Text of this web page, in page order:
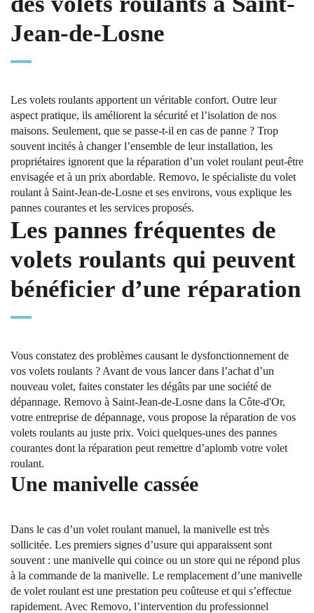
Jean-de-Losne
Les volets roulants apportent un véritable confort. Outre leur
aspect pratique, ils améliorent la sécurité et l’isolation de nos
maisons. Seulement, que se passe-t-il en cas de panne ? Trop
souvent incités à changer l’ensemble de leur installation, les
propriétaires ignorent que la réparation d’un volet roulant peut-être
envisagée et à un prix abordable. Removo, le spécialiste du volet
roulant à Saint-Jean-de-Losne et ses environs, vous explique les
pannes courantes et les services proposés.
Les pannes fréquentes de
volets roulants qui peuvent
bénéficier d’une réparation
Vous constatez des problèmes causant le dysfonctionnement de
vos volets roulants ? Avant de vous lancer dans l’achat d’un
nouveau volet, faites constater les dégâts par une société de
dépannage. Removo à Saint-Jean-de-Losne dans la Côte-d'Or,
votre entreprise de dépannage, vous propose la réparation de vos
volets roulants au juste prix. Voici quelques-unes des pannes
courantes dont la réparation peut remettre d’aplomb votre volet
roulant.
Une manivelle cassée
Dans le cas d’un volet roulant manuel, la manivelle est très
sollicitée. Les premiers signes d’usure qui apparaissent sont
souvent : une manivelle qui coince ou un store qui ne répond plus
à la commande de la manivelle. Le remplacement d’une manivelle
de volet roulant est une prestation peu coûteuse et qui s’effectue
rapidement. Avec Removo, l’intervention du professionnel